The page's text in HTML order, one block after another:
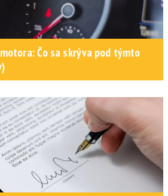
Čo sa skrýva pod týmto